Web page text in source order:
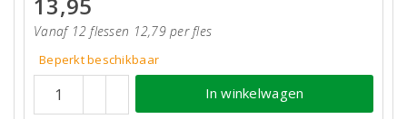
Vanaf 12 flessen 12,79 per fles
Beperkt beschikbaar
In winkelwagen